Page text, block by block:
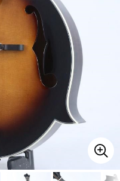
電子ピアノ
その他楽器
エフェクター
DTM